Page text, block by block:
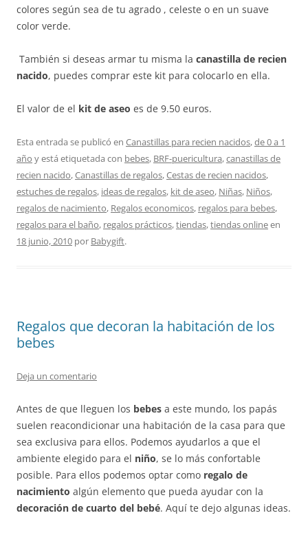
colores según sea de tu agrado , celeste o en un suave
color verde.
También si deseas armar tu misma la canastilla de recien
nacido, puedes comprar este kit para colocarlo en ella.
El valor de el kit de aseo es de 9.50 euros.
Esta entrada se publicó en Canastillas para recien nacidos,de 0 a 1
año y está etiquetada con bebes, BRF-puericultura,canastillas de
recien nacido,Canastillas de regalos,Cestas de recien nacidos,
estuches de regalos, ideas de regalos, kit de aseo, Niñas, Niños,
regalos de nacimiento, Regalos economicos, regalos para bebes,
regalos para el baño, regalos prácticos,tiendas,tiendas onlineen
18 junio, 2010 por Babygift.
Regalos que decoran la habitación de los
bebes
Deja un comentario
Antes de que lleguen los bebes a este mundo, los papás
suelen reacondicionar una habitación de la casa para que
sea exclusiva para ellos. Podemos ayudarlos a que el
ambiente elegido para el niño, se lo más confortable
posible. Para ellos podemos optar como regalo de
nacimiento algún elemento que pueda ayudar con la
decoración de cuarto del bebé. Aquí te dejo algunas ideas.